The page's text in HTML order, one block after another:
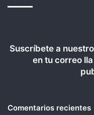
Suscríbete a
en tu correo
Comentarios recientes